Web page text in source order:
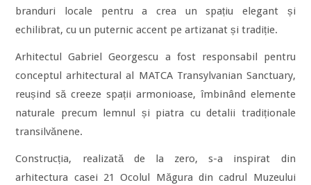
branduri locale pentru a crea un spațiu elegant și
echilibrat, cu un puternic accent pe artizanat și tradiție.
Arhitectul Gabriel Georgescu a fost responsabil pentru
conceptul arhitectural al MATCA Transylvanian Sanctuary,
reușind să creeze spații armonioase, îmbinând elemente
naturale precum lemnul și piatra cu detalii tradiționale
transilvănene.
Construcția, realizată de la zero, s-a inspirat din
arhitectura casei 21 Ocolul Măgura din cadrul Muzeului